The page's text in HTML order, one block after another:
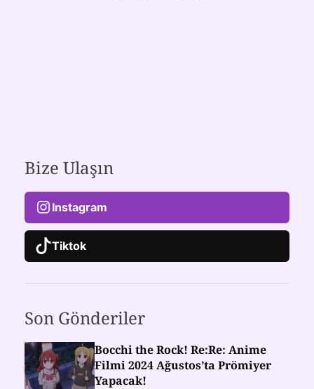
Bize Ulaşın
Instagram
Tiktok
Son Gönderiler
Bocchi the Rock! Re:Re: Anime
Filmi 2024 Ağustos’ta Prömiyer
Yapacak!